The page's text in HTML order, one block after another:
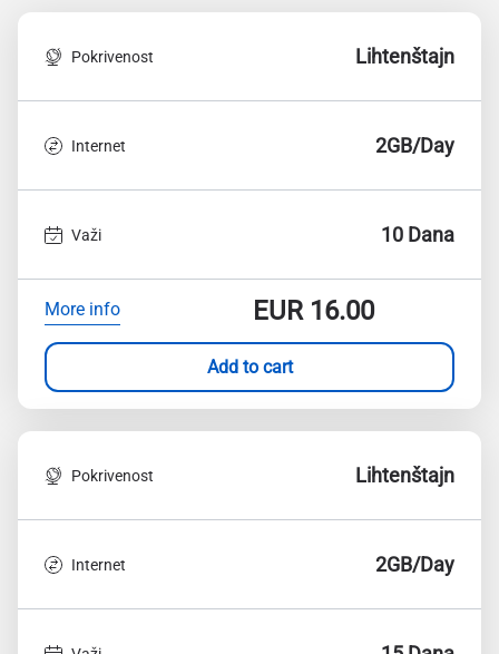
Pokrivenost Lihtenštajn
Internet 2GB/Day
Važi 10 Dana
More info EUR16.00
Add to cart
Pokrivenost Lihtenštajn
Internet 2GB/Day